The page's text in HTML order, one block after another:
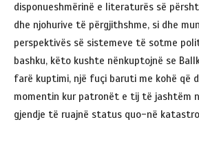
disponueshmërinë e literaturës së
dhe njohurive të përgjithshme, si dhe
perspektivës së sistemeve të sotme
bashku, këto kushte nënkuptojnë se
farë kuptimi, një fuçi baruti me kohë që
momentin kur patronët e tij të jashtëm
gjendje të ruajnë status quo-në